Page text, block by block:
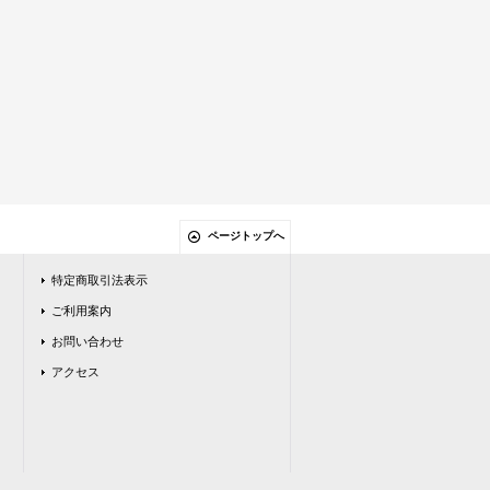
ページトップへ
特定商取引法表示
ご利用案内
お問い合わせ
アクセス